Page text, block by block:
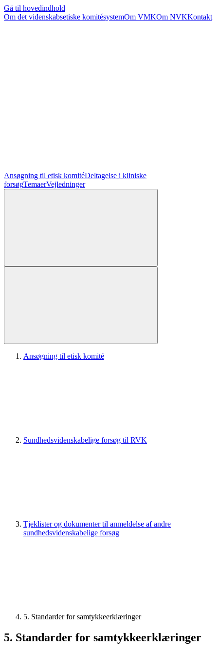
Gå til hovedindhold
Om det videnskabsetiske komitésystemOm VMKOm NVKKontakt
Ansøgning til etisk komitéDeltagelse i kliniske
forsøgTemaerVejledninger
Ansøgning til etisk komité
Sundhedsvidenskabelige forsøg til RVK
Tjeklister og dokumenter til anmeldelse af andre
sundhedsvidenskabelige forsøg
5. Standarder for samtykkeerklæringer
5. Standarder for samtykkeerklæringer